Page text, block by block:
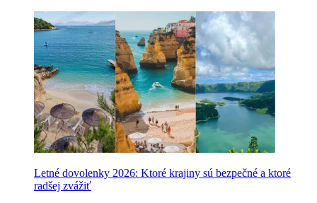
Letné dovolenky 2026: Ktoré krajiny sú bezpečné a ktoré
radšej zvážiť